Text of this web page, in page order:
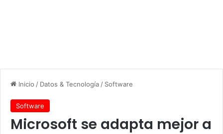
Inicio / Datos & Tecnología / Software
Software
Microsoft se adapta mejor a